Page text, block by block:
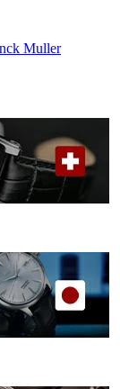
Muller